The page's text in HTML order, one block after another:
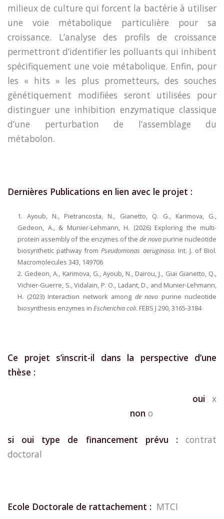
milieux de culture qui forcent la bactérie à utiliser
une voie métabolique particulière pour sa
croissance. L’analyse des profils de croissance
permettront d’identifier les polluants qui inhibent
spécifiquement une voie métabolique. Enfin, pour
les « hits » les plus prometteurs, des souches
génétiquement modifiées seront utilisées pour
distinguer une inhibition enzymatique classique
d’une perturbation de l’assemblage du
métabolon.
Dernières Publications en lien avec le projet :
Ayoub, N., Pietrancosta, N., Gianetto, Q. G., Karimova, G.,
Gedeon, A., & Munier-Lehmann, H. (2026) Exploring the multi-
protein assembly of the enzymes of thede novopurine nucleotide
biosynthetic pathway fromPseudomonas aeruginosa. Int. J. of Biol.
Macromolecules 343, 149706
Gedeon, A., Karimova, G., Ayoub, N., Dairou, J., Giai Gianetto, Q.,
Vichier-Guerre, S., Vidalain, P. O., Ladant, D., and Munier-Lehmann,
H. (2023) Interaction network among de novo purine nucleotide
biosynthesis enzymes in Escherichia coli. FEBS J 290, 3165-3184
Ce projet s’inscrit-il dans la perspective d’une
thèse :
oui x
non o
si oui type de financement prévu : contrat
doctoral
Ecole Doctorale de rattachement : MTCI